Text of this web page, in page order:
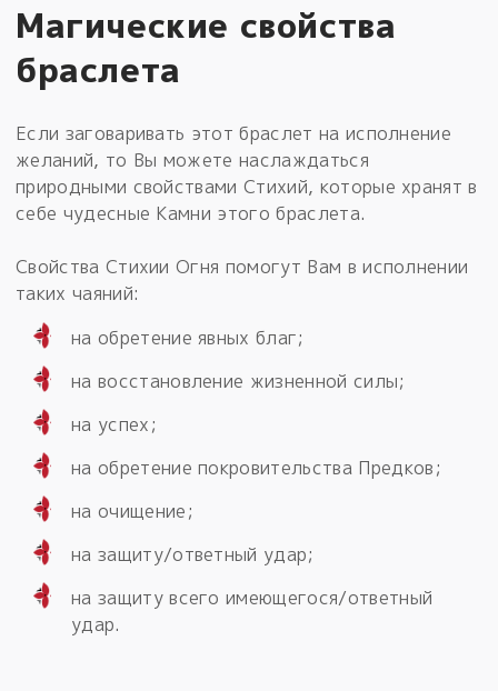
Магические свойства
браслета
Если заговаривать этот браслет на исполнение
желаний, то Вы можете наслаждаться
природными свойствами Стихий, которые хранят в
себе чудесные Камни этого браслета.
Свойства Стихии Огня помогут Вам в исполнении
таких чаяний:
на обретение явных благ;
на восстановление жизненной силы;
на успех;
на обретение покровительства Предков;
на очищение;
на защиту/ответный удар;
на защиту всего имеющегося/ответный
удар.